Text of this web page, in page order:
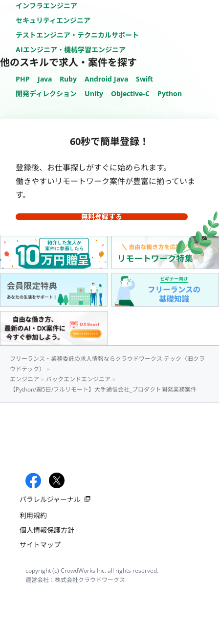
インフラエンジニア
セキュリティエンジニア
テストエンジニア・テクニカルサポート
AIエンジニア・機械学習エンジニア
他のスキルで求人・案件を探す
PHP Java Ruby Android Java
Swift
開発ディレクション
Unity Objective-C Python
60秒で簡単登録！
登録後、お仕事探しがすぐに始められます。
働きやすいリモートワーク案件が豊富に揃っていま
す。
無料登録する
フリーランス・業務委託の求人情報ならクラウドワークス テック（旧クラ
ウドテック）
エンジニア
バックエンドエンジニア
【Python/週5日/フルリモート】大手通信会社_プロダクト開発業務案件
パラレルジャーナル
利用規約
個人情報保護方針
サイトマップ
copyright (c) CrowdWorks Inc. all rights reserved.
運営会社：株式会社クラウドワークス